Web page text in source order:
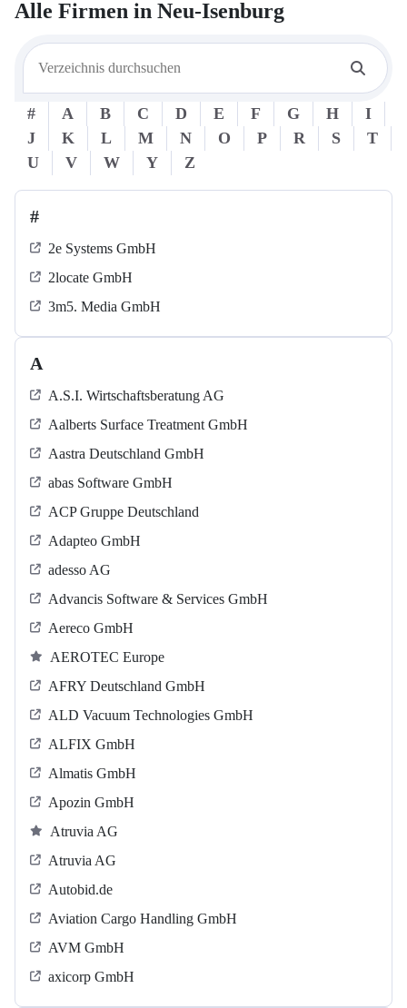
Alle Firmen in Neu-Isenburg
# A B C D E F G H
I
J
K L M N O P R S
T
U
V W Y Z
#
2e Systems GmbH
2locate GmbH
3m5. Media GmbH
A
A.S.I. Wirtschaftsberatung AG
Aalberts Surface Treatment GmbH
Aastra Deutschland GmbH
abas Software GmbH
ACP Gruppe Deutschland
Adapteo GmbH
adesso AG
Advancis Software & Services GmbH
Aereco GmbH
AEROTEC Europe
AFRY Deutschland GmbH
ALD Vacuum Technologies GmbH
ALFIX GmbH
Almatis GmbH
Apozin GmbH
Atruvia AG
Atruvia AG
Autobid.de
Aviation Cargo Handling GmbH
AVM GmbH
axicorp GmbH